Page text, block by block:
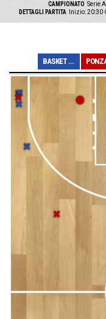
CAMPIONATO Serie
DETTAGLI PARTITA
Inizio: 20:30
BASKET TEAM CRE...